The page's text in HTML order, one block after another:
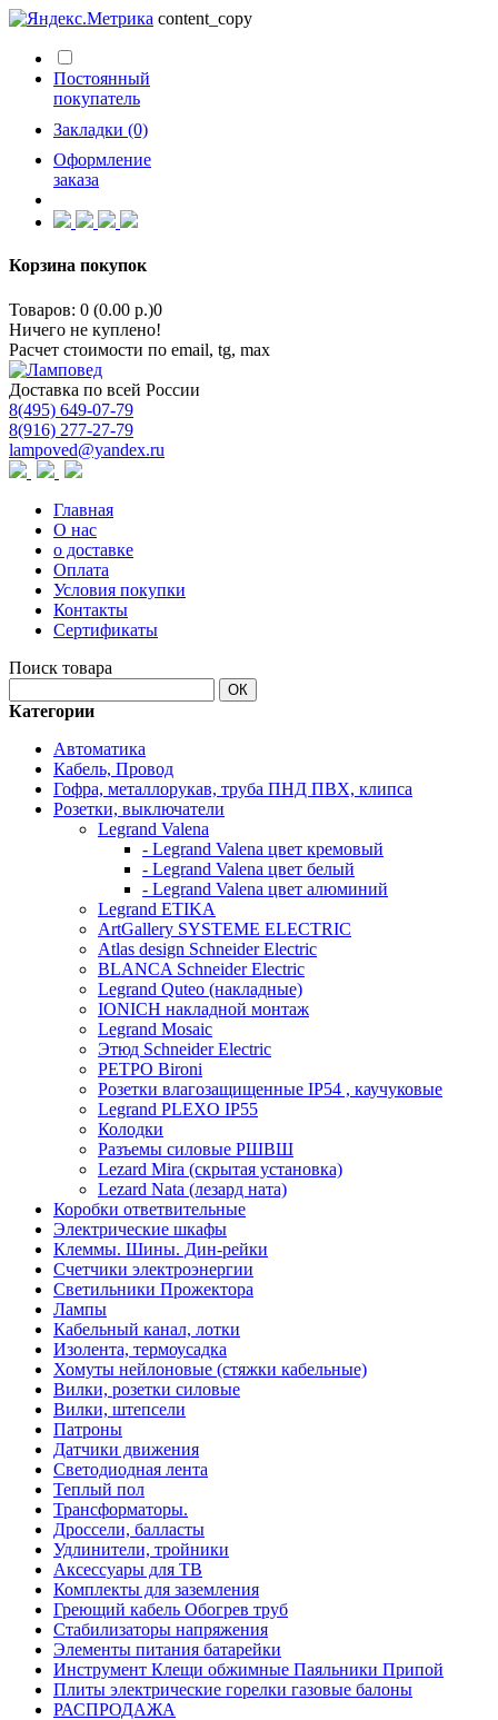
content_copy
Постоянный
покупатель
Закладки (0)
Оформление
заказа
Корзина покупок
Товаров: 0 (0.00 р.)0
Ничего не куплено!
Расчет стоимости по email, tg, max
Доставка по всей России
8(495) 649-07-79
8(916) 277-27-79
lampoved@yandex.ru
Главная
О нас
о доставке
Оплата
Условия покупки
Контакты
Сертификаты
Поиск товара
ОК
Категории
Автоматика
Кабель, Провод
Гофра, металлорукав, труба ПНД ПВХ, клипса
Розетки, выключатели
Legrand Valena
- Legrand Valena цвет кремовый
- Legrand Valena цвет белый
- Legrand Valena цвет алюминий
Legrand ETIKA
ArtGallery SYSTEME ELECTRIC
Atlas design Schneider Electric
BLANCA Schneider Electric
Legrand Quteo (накладные)
IONICH накладной монтаж
Legrand Mosaic
Этюд Schneider Electric
РЕТРО Bironi
Розетки влагозащищенные IP54 , каучуковые
Legrand PLEXO IP55
Колодки
Разъемы силовые РШВШ
Lezard Mira (скрытая установка)
Lezard Nata (лезард ната)
Коробки ответвительные
Электрические шкафы
Клеммы. Шины. Дин-рейки
Счетчики электроэнергии
Светильники Прожектора
Лампы
Кабельный канал, лотки
Изолента, термоусадка
Хомуты нейлоновые (стяжки кабельные)
Вилки, розетки силовые
Вилки, штепсели
Патроны
Датчики движения
Светодиодная лента
Теплый пол
Трансформаторы.
Дроссели, балласты
Удлинители, тройники
Аксессуары для ТВ
Комплекты для заземления
Греющий кабель Обогрев труб
Стабилизаторы напряжения
Элементы питания батарейки
Инструмент Клещи обжимные Паяльники Припой
Плиты электрические горелки газовые балоны
РАСПРОДАЖА